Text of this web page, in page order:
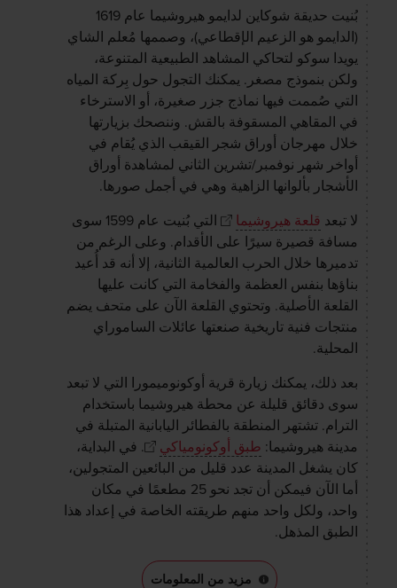
بُنيت حديقة شوكاين لدايمو هيروشيما عام 1619
(الدايمو هو الزعيم الإقطاعي)، وصممها مُعلم الشاي
يويدا سوكو لتحاكي المشاهد الطبيعية المتنوعة،
ولكن بنموذج مصغر. يمكنك التجول حول بِركة المياه
التي صُممت فيها نماذج جزر صغيرة، أو الاسترخاء
في المقاهي المسقوفة بالقش. وننصحك بزيارتها
خلال مهرجان أوراق شجر القيقب الذي يُقام في
أواخر شهر نوفمبر/تشرين الثاني لمشاهدة أوراق
الأشجار بألوانها الزاهية وهي في أجمل صورها.
لا تبعد قلعة هيروشيما
التي بُنيت عام 1599 سوى
مسافة قصيرة سيرًا على الأقدام. وعلى الرغم من
تدميرها خلال الحرب العالمية الثانية، إلا أنه قد أُعيد
بناؤها بنفس العظمة والفخامة التي كانت عليها
القلعة الأصلية. وتحتوي القلعة الآن على متحف يضم
منتجات فنية تاريخية صنعتها عائلات الساموراي
المحلية.
بعد ذلك، يمكنك زيارة قرية أوكونوميمورا التي لا تبعد
سوى دقائق قليلة عن محطة هيروشيما باستخدام
الترام. تشتهر المنطقة بالفطائر اليابانية المتبلة في
مدينة هيروشيما: طبق أوكونومياكي
. في البداية،
كان يشغل المدينة عدد قليل من البائعين المتجولين،
أما الآن فيمكن أن تجد نحو 25 مطعمًا في مكان
واحد، ولكل واحد منهم طريقته الخاصة في إعداد هذا
الطبق المذهل.
مزيد من المعلومات